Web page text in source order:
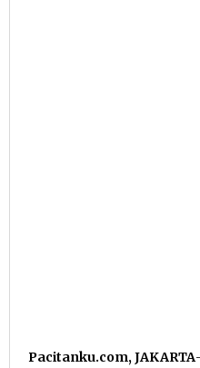
Pacitanku.com, JAKARTA